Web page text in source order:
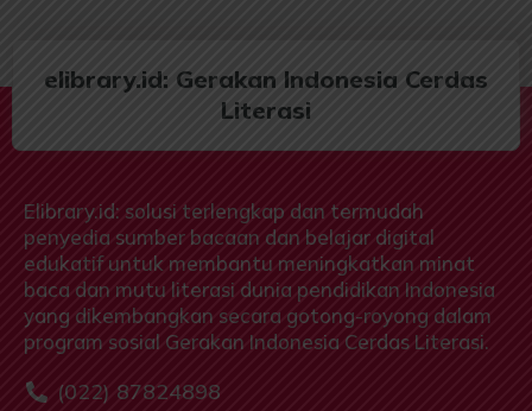
elibrary.id: Gerakan Indonesia Cerdas
Literasi
Elibrary.id: solusi terlengkap dan termudah
penyedia sumber bacaan dan belajar digital
edukatif untuk membantu meningkatkan minat
baca dan mutu literasi dunia pendidikan Indonesia
yang dikembangkan secara gotong-royong dalam
program sosial Gerakan Indonesia Cerdas Literasi.
(022) 87824898